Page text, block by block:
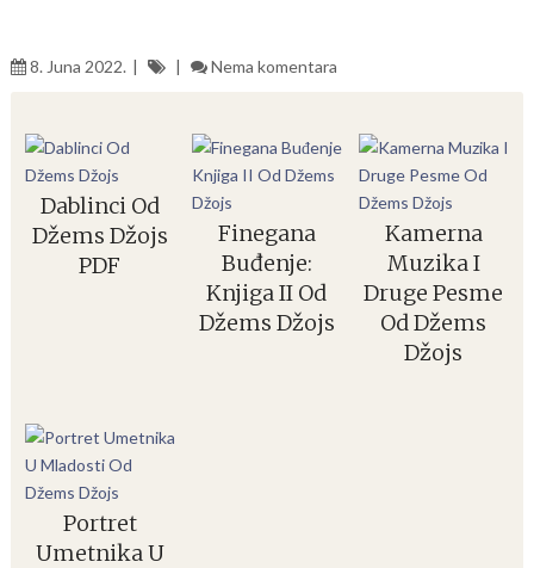
8. Juna 2022. Nema komentara
Dablinci Od
Džems Džojs
PDF
Finegana
Buđenje:
Knjiga II Od
Džems Džojs
Kamerna
Muzika I
Druge Pesme
Od Džems
Džojs
Portret
Umetnika U